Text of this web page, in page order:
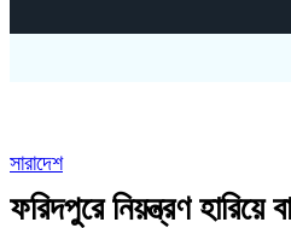
সারাদেশ
ফরিদপুরে নিয়ন্ত্রণ হারিয়ে